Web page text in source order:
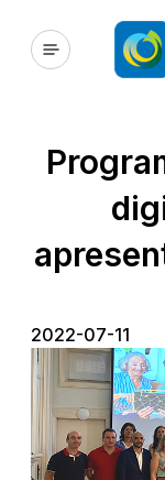
2022-07-11